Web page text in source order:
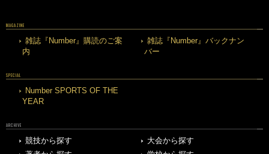
MAGAZINE
雑誌『Number』購読のご案
内
雑誌『Number』バックナン
バー
SPECIAL
Number SPORTS OF THE
YEAR
ARCHIVE
競技から探す
大会から探す